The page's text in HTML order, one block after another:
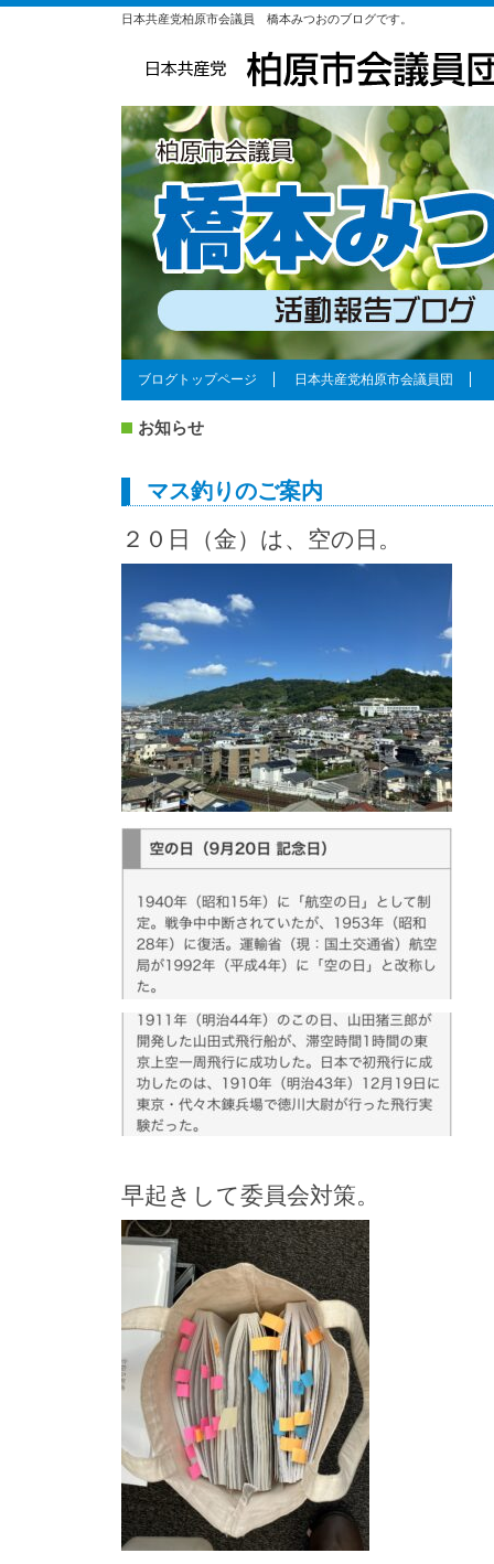
日本共産党柏原市会議員 橋本みつおのブログです。
ブログトップページ 日本共産党柏原市会議員団
お知らせ
マス釣りのご案内
２０日（金）は、空の日。
早起きして委員会対策。